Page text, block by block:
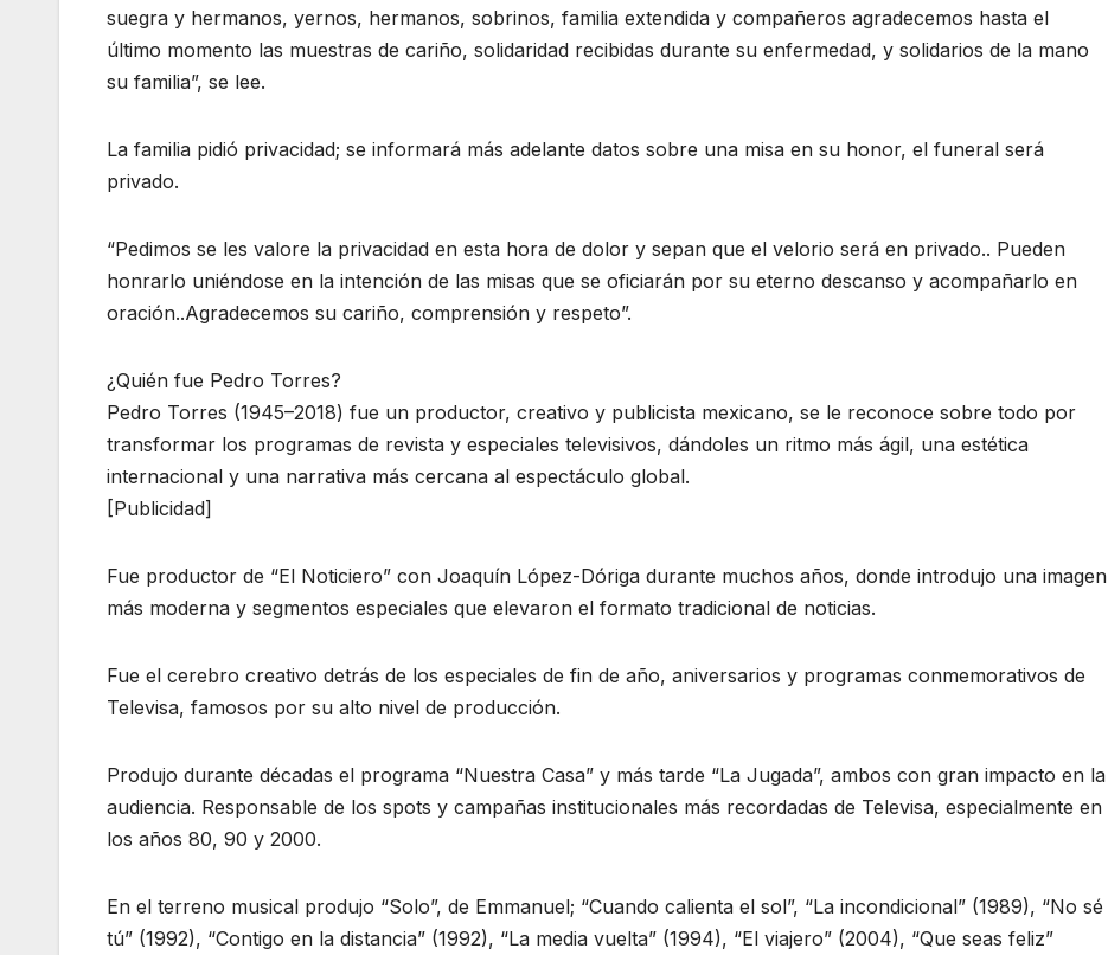
suegra y hermanos, yernos, hermanos, sobrinos, familia extendida y compañeros agradecemos hasta el
último momento las muestras de cariño, solidaridad recibidas durante su enfermedad, y solidarios de la mano
su familia”, se lee.
La familia pidió privacidad; se informará más adelante datos sobre una misa en su honor, el funeral será
privado.
“Pedimos se les valore la privacidad en esta hora de dolor y sepan que el velorio será en privado.. Pueden
honrarlo uniéndose en la intención de las misas que se oficiarán por su eterno descanso y acompañarlo en
oración..Agradecemos su cariño, comprensión y respeto”.
¿Quién fue Pedro Torres?
Pedro Torres (1945–2018) fue un productor, creativo y publicista mexicano, se le reconoce sobre todo por
transformar los programas de revista y especiales televisivos, dándoles un ritmo más ágil, una estética
internacional y una narrativa más cercana al espectáculo global.
[Publicidad]
Fue productor de “El Noticiero” con Joaquín López-Dóriga durante muchos años, donde introdujo una imagen
más moderna y segmentos especiales que elevaron el formato tradicional de noticias.
Fue el cerebro creativo detrás de los especiales de fin de año, aniversarios y programas conmemorativos de
Televisa, famosos por su alto nivel de producción.
Produjo durante décadas el programa “Nuestra Casa” y más tarde “La Jugada”, ambos con gran impacto en la
audiencia. Responsable de los spots y campañas institucionales más recordadas de Televisa, especialmente en
los años 80, 90 y 2000.
En el terreno musical produjo “Solo”, de Emmanuel; “Cuando calienta el sol”, “La incondicional” (1989), “No sé
tú” (1992), “Contigo en la distancia” (1992), “La media vuelta” (1994), “El viajero” (2004), “Que seas feliz”